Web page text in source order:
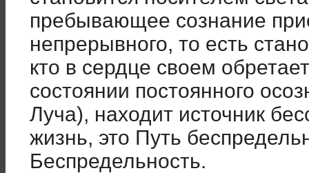
пребывающее сознание
непрерывного, то есть
кто в сердце своем
состоянии постоянного
Луча), находит источник
жизнь, это Путь
Беспредельность.